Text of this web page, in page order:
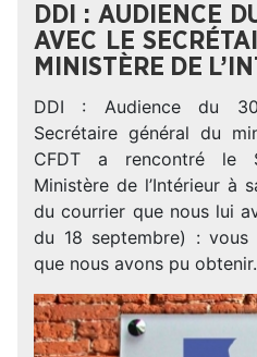
DDI : AUDIENCE
AVEC LE
MINISTÈRE DE
DDI : Audience du
Secrétaire général du
CFDT a rencontré le
Ministère de l’Intérieur à
du courrier que nous lui
du 18 septembre) : vous
que nous avons pu